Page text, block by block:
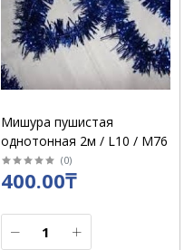
Мишура пушистая
однотонная 2м / L10 / М76
(0)
400.00₸